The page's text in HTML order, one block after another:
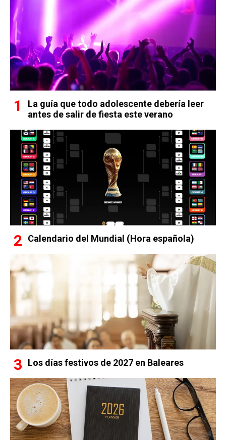
La guía que todo adolescente debería leer
antes de salir de fiesta este verano
Calendario del Mundial (Hora española)
Los días festivos de 2027 en Baleares